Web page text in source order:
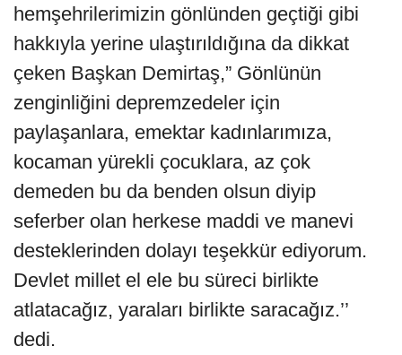
hemşehrilerimizin gönlünden geçtiği gibi
hakkıyla yerine ulaştırıldığına da dikkat
çeken Başkan Demirtaş,” Gönlünün
zenginliğini depremzedeler için
paylaşanlara, emektar kadınlarımıza,
kocaman yürekli çocuklara, az çok
demeden bu da benden olsun diyip
seferber olan herkese maddi ve manevi
desteklerinden dolayı teşekkür ediyorum.
Devlet millet el ele bu süreci birlikte
atlatacağız, yaraları birlikte saracağız.’’
dedi.